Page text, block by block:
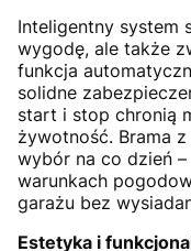
Inteligentny system
wygodę, ale także
funkcja
solidne
start i stop chronią
żywotność. Brama
wybór na co dzień
warunkach
garażu bez
Estetyka i